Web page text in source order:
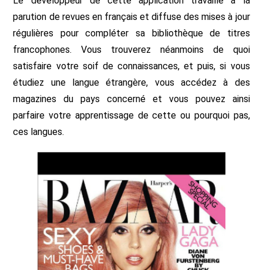
parution de revues en français et diffuse des mises à jour
régulières pour compléter sa bibliothèque de titres
francophones. Vous trouverez néanmoins de quoi
satisfaire votre soif de connaissances, et puis, si vous
étudiez une langue étrangère, vous accédez à des
magazines du pays concerné et vous pouvez ainsi
parfaire votre apprentissage de cette ou pourquoi pas,
ces langues.